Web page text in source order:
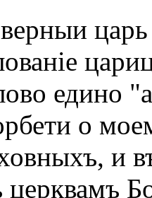
едино
о
и
церквамъ